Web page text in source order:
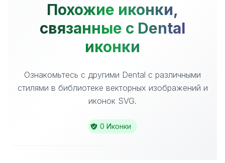
Похожие иконки,
связанные с Dental
иконки
Ознакомьтесь с другими Dental с различными
стилями в библиотеке векторных изображений и
иконок SVG.
0 Иконки